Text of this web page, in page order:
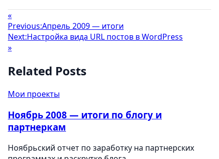
«
Previous:Апрель 2009 — итоги
Next:Настройка вида URL постов в WordPress
»
Related Posts
Мои проекты
Ноябрь 2008 — итоги по блогу и
партнеркам
Ноябрьский отчет по заработку на партнерских